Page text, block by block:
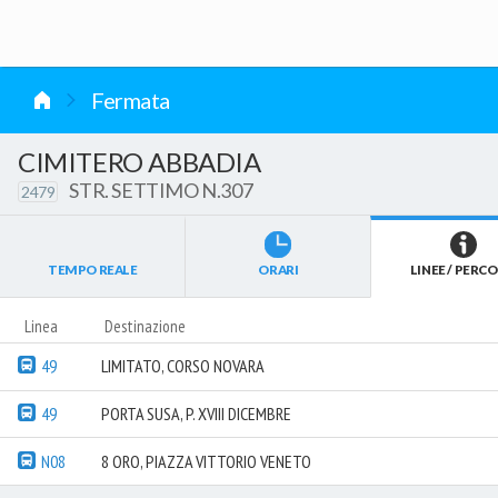
Fermata
CIMITERO ABBADIA
2479 STR. SETTIMO N.307
TEMPO REALE ORARI LINEE /
Linea Destinazione
49 LIMITATO, CORSO NOVARA
49 PORTA SUSA, P. XVIII DICEMBRE
N08 8 ORO, PIAZZA VITTORIO VENETO